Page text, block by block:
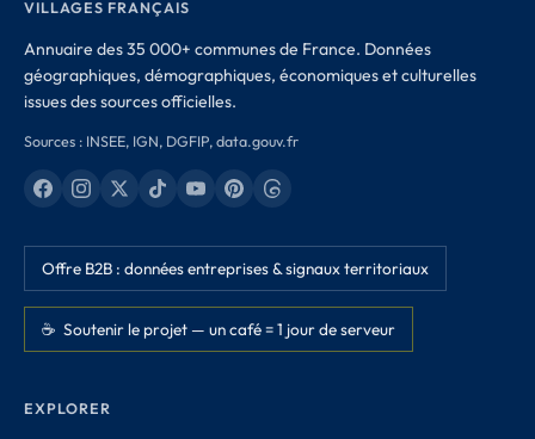
VILLAGES FRANÇAIS
Annuaire des 35 000+ communes de France. Données
géographiques, démographiques, économiques et culturelles
issues des sources officielles.
Sources : INSEE, IGN, DGFIP, data.gouv.fr
Offre B2B : données entreprises & signaux territoriaux
☕ Soutenir le projet — un café = 1 jour de serveur
EXPLORER